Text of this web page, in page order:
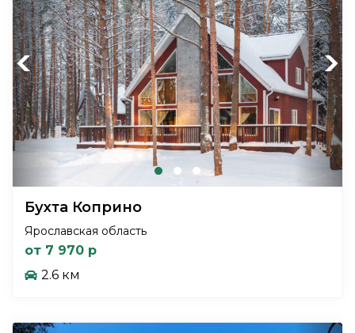
Previous Next
Бухта Коприно
Ярославская область
от 7 970 р
2.6 км